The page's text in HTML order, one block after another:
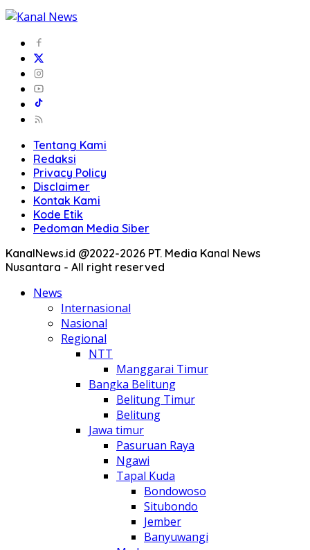
Tentang Kami
Redaksi
Privacy Policy
Disclaimer
Kontak Kami
Kode Etik
Pedoman Media Siber
KanalNews.id @2022-2026 PT. Media Kanal News
Nusantara - All right reserved
News
Internasional
Nasional
Regional
NTT
Manggarai Timur
Bangka Belitung
Belitung Timur
Belitung
Jawa timur
Pasuruan Raya
Ngawi
Tapal Kuda
Bondowoso
Situbondo
Jember
Banyuwangi